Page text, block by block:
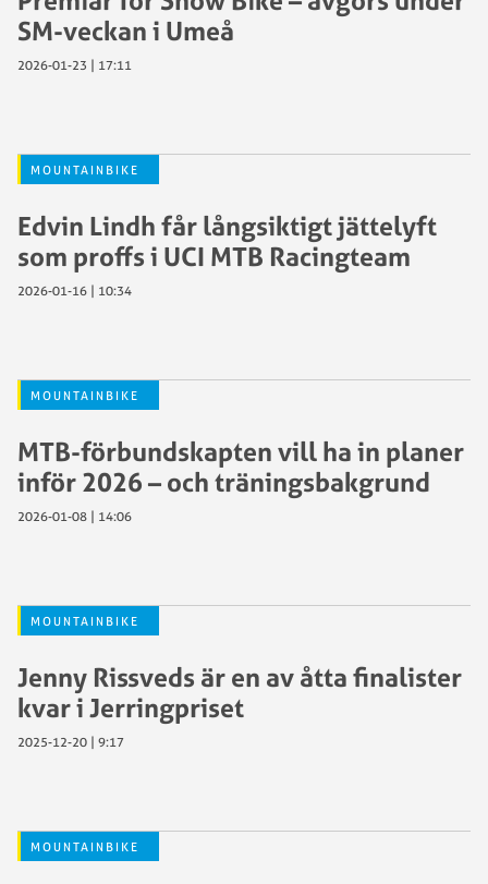
SM-veckan i Umeå
2026-01-23 | 17:11
MOUNTAINBIKE
Edvin Lindh får långsiktigt jättelyft
som proffs i UCI MTB Racingteam
2026-01-16 | 10:34
MOUNTAINBIKE
MTB-förbundskapten vill ha in planer
inför 2026 – och träningsbakgrund
2026-01-08 | 14:06
MOUNTAINBIKE
Jenny Rissveds är en av åtta finalister
kvar i Jerringpriset
2025-12-20 | 9:17
MOUNTAINBIKE